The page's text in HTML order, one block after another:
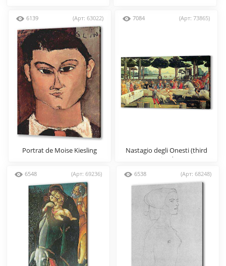
6139 (Арт: 63022)
Portrat de Moise Kiesling
7084 (Арт: 73865)
Nastagio degli Onesti (third
episode)
6548 (Арт: 69236) 6538 (Арт: 68248)